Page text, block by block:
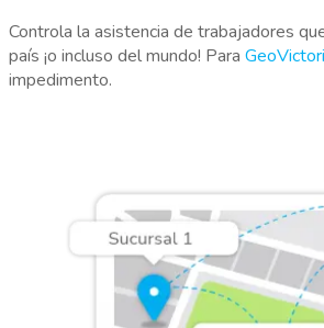
Controla la asistencia de trabajadores
país ¡o incluso del mundo! Para
impedimento.